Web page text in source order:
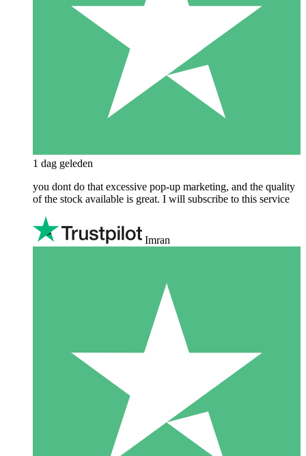
1 dag geleden
you dont do that excessive pop-up marketing, and the quality
of the stock available is great. I will subscribe to this service
Imran